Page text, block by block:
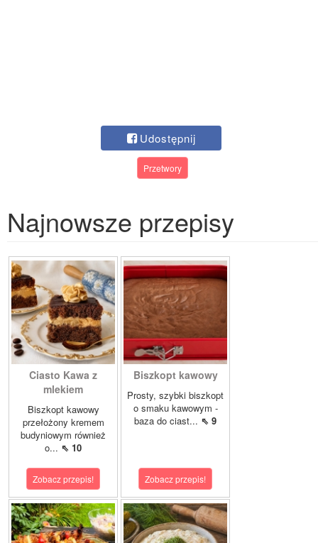
Udostępnij
Przetwory
Najnowsze przepisy
Ciasto Kawa z
mlekiem
Biszkopt kawowy
przełożony kremem
budyniowym również
o... ⇖ 10
Zobacz przepis!
Biszkopt kawowy
Prosty, szybki biszkopt
o smaku kawowym -
baza do ciast... ⇖ 9
Zobacz przepis!